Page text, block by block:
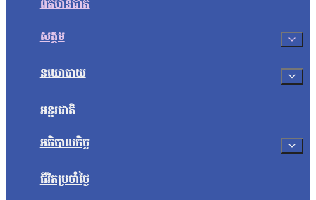
ព័ត៌មានជាតិ
សង្គម
នយោបាយ
អន្តរជាតិ
អភិបាលកិច្ច
ជីវិតប្រចាំថ្ងៃ